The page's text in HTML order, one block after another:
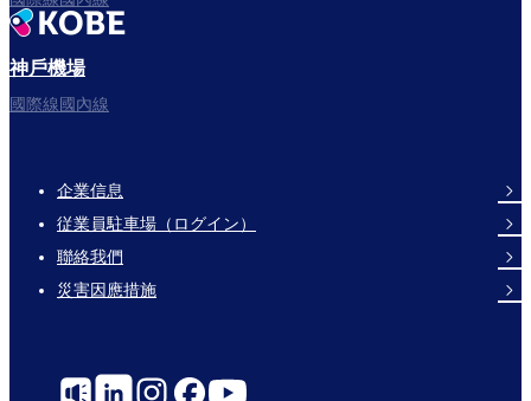
神戶機場
國際線國內線
Footer
Links
企業信息
従業員駐車場（ログイン）
聯絡我們
災害因應措施
Social